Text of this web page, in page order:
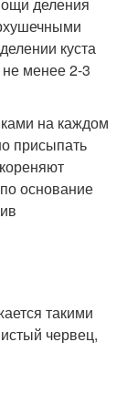
деления
куста
менее 2-3
на каждом
присыпать
основание
такими
червец,